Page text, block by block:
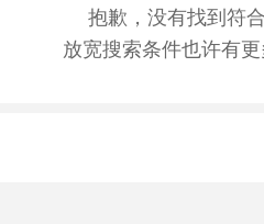
抱歉，没有找到符
放宽搜索条件也许有